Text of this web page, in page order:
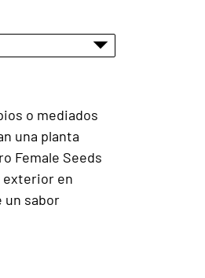
o mediados
una planta
Female Seeds
exterior en
un sabor